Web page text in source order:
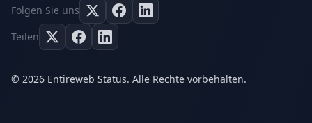
Folgen Sie uns
Teilen
© 2026 Entireweb Status. Alle Rechte vorbehalten.